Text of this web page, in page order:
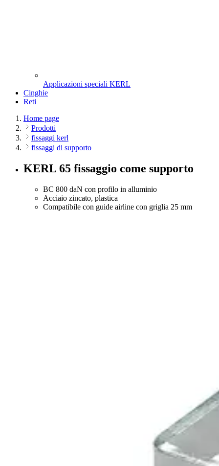
Applicazioni speciali KERL
Cinghie
Reti
Home page
Prodotti
fissaggi kerl
fissaggi di supporto
KERL 65 fissaggio come supporto
BC 800 daN con profilo in alluminio
Acciaio zincato, plastica
Compatibile con guide airline con griglia 25 mm